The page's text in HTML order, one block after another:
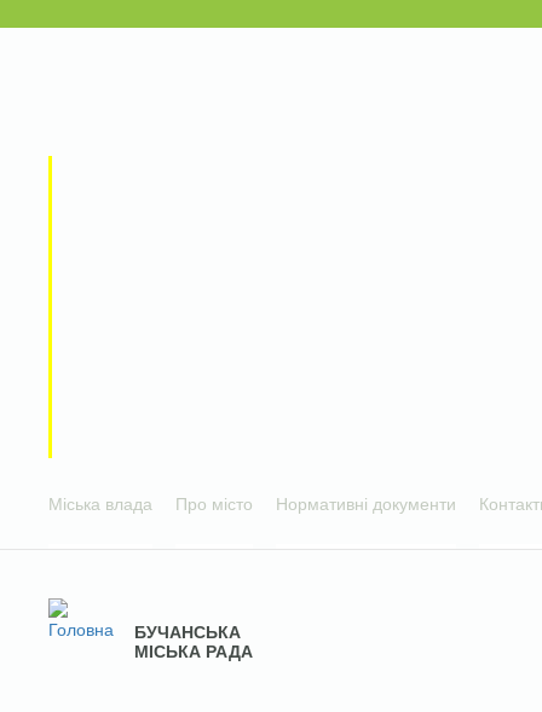
Міська влада Про місто Нормативні документи
БУЧАНСЬКА
МІСЬКА РАДА